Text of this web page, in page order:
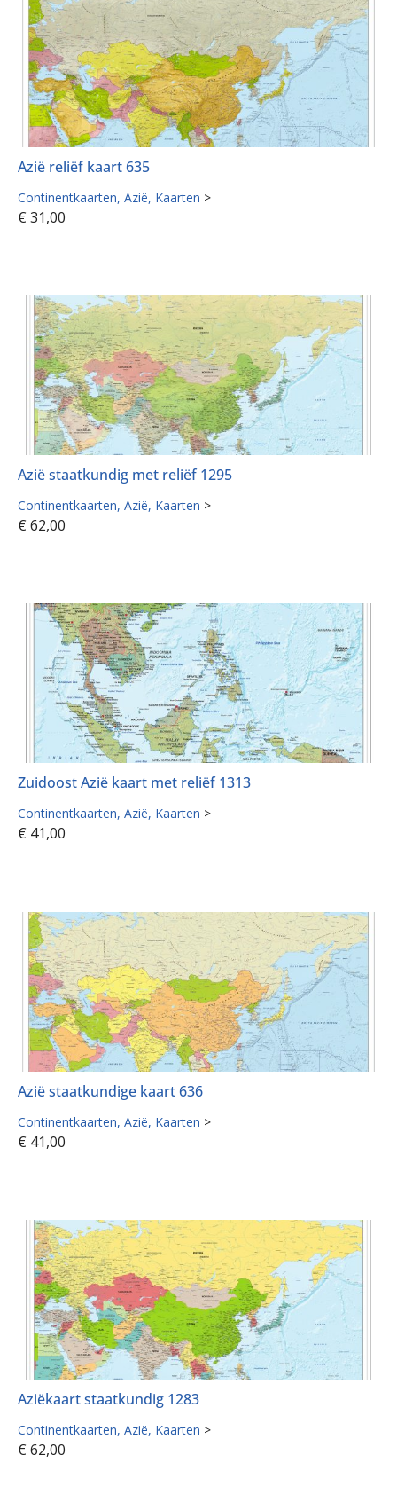
Azië reliëf kaart 635
Continentkaarten Azië Kaarten >
€ 31,00
Azië staatkundig met reliëf 1295
Continentkaarten Azië Kaarten >
€ 62,00
Zuidoost Azië kaart met reliëf 1313
Continentkaarten Azië Kaarten >
€ 41,00
Azië staatkundige kaart 636
Continentkaarten Azië Kaarten >
€ 41,00
Aziëkaart staatkundig 1283
Continentkaarten Azië Kaarten >
€ 62,00